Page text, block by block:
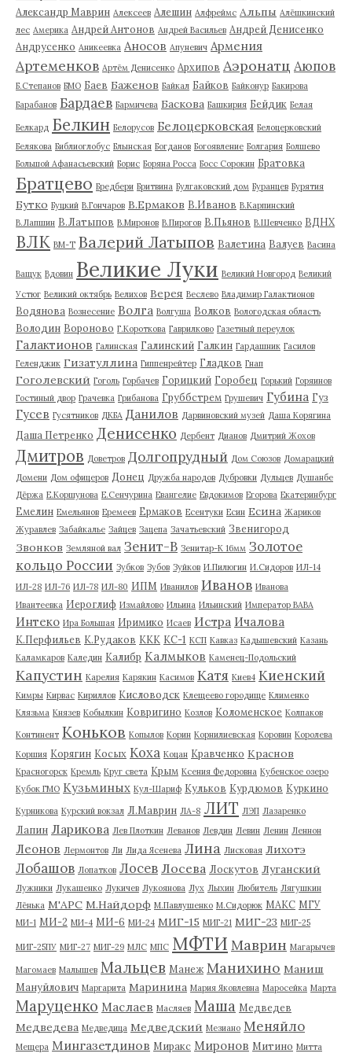
Александр Маврин Алексеев Алешин Алфреймс Альпы Алёшкинский
лес Америка Андрей Антонов Андрей Васильев Андрей Денисенко
Андрусенко Аникеевка Аносов Апуневич Армения
Артеменков Артём Денисенко Архипов Аэронатц Аюпов
Б.Степанов БМО Баев Баженов Байкал Байков Байконур Бакирова
Барабанов Бардаев Бармичева Баскова Башкирия Бейдик Белая
Белкард Белкин Белорусов Белоцерковская Белоцерковский
Белякова Библиоглобус Блынская Богданов Богоявление Болгария Болшево
Большой Афанасьевский Борис Боряна Росса Босс Сорокин Братовка
Братцево Бредбери Бритвина Булгаковский дом Буранцев Бурятия
Бутко Буцкий В.Гончаров В.Ермаков В.Иванов В.Карпинский
В.Лапшин В.Латыпов В.Миронов В.Пирогов В.Пьянов В.Шевченко ВДНХ
ВЛК ВМ-Т Валерий Латыпов Валетина Валуев Васина
Ващук Вдовин Великие Луки Великий Новгород Великий
Устюг Великий октябрь Велихов Верея Веслево Владимир Галактионов
Водянова Вознесение Волга Волгуша Волков Вологодская область
Володин Вороново Г.Короткова Гаврилково Газетный переулок
Галактионов Галинская Галинский Галкин Гардашник Гасилов
Геленджик Гизатуллина Гиппенрейтер Гладков Гнап
Гоголевский Гоголь Горбачев Горицкий Горобец Горький Горяинов
Гостиный двор Грачевка Грибанова Груббстрем Грушевич Губина Гуз
Гусев Гусятников ДКБА Данилов Дарвиновский музей Даша Корягина
Даша Петренко Денисенко Дербент Дианов Дмитрий Жохов
Дмитров Доветров Долгопрудный Дом Союзов Домарацкий
Домени Дом офицеров Донец Дружба народов Дубровки Дульцев Душанбе
Дёржа Е.Коршунова Е.Сенчурина Евангелие Евдокимов Егорова Екатеринбург
Емелин Емельянов Еремеев Ермаков Есентуки Есин Есина Жариков
Журавлев Забайкалье Зайцев Зацепа Зачатьевский Звенигород
Звонков Земляной вал Зенит-В Зенитар-К 16мм Золотое
кольцо России Зубков Зубов Зуйков И.Пилюгин И.Сидоров ИЛ-14
ИЛ-28 ИЛ-76 ИЛ-78 ИЛ-80 ИПМ Иванилов Иванов Иванова
Ивантеевка Иероглиф Измайлово Ильина Ильинский Император ВАВА
Интеко Ира Большая Иримико Исаев Истра Ичалова
К.Перфильев К.Рудаков ККК КС-1 КСП Кавказ Кадышевский Казань
Каламкаров Каледин Калибр Калмыков Каменец-Подольский
Капустин Карелия Карякин Касимов Катя Киев4 Киенский
Кимры Кирвас Кириллов Кисловодск Клещеево городище Клименко
Клязьма Князев Кобылкин Ковригино Козлов Коломенское Колпаков
Континент Коньков Копылов Корин Корнилиевская Коровин Королева
Коршия Корягин Косых Коха Коцан Кравченко Краснов
Красногорск Кремль Круг света Крым Ксения Федоровна Кубенское озеро
Кубок ГМО Кузьминых Кул-Шариф Кульков Курдюмов Куркино
Курникова Курский вокзал Л.Маврин ЛА-8 ЛИТ ЛЭП Лазаренко
Лапин Ларикова Лев Плоткин Леванов Левдин Левин Ленин Леннон
Леонов Лермонтов Ли Лида Ясенева Лина Лисковая Лихотэ
Лобашов Лопатков Лосев Лосева Лоскутов Луганский
Лужники Лукашенко Лукичев Лукоянова Лух Лыхин Любитель Лягушкин
Лёнька М'АРС М.Найдорф М.Павлушенко М.Сидорюк МАКС МГУ
МИ-1 МИ-2 МИ-4 МИ-6 МИ-24 МИГ-15 МИГ-21 МИГ-23 МИГ-25
МИГ-25ПУ МИГ-27 МИГ-29 МЛС МПС МФТИ Маврин Магарычев
Магомаев Малышев Мальцев Манеж Манихино Маниш
Мануйлович Маргарита Маринина Мария Яковлевна Маросейка Марта
Маруценко Маслаев Масляев Маша Медведев
Медведева Медведица Медведский Мезиано Меняйло
Мещера Мингазетдинов Миракс Миронов Митино Митта